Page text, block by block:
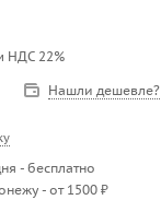
НДС 22%
Нашли дешевле?
- бесплатно
- от 1500 ₽